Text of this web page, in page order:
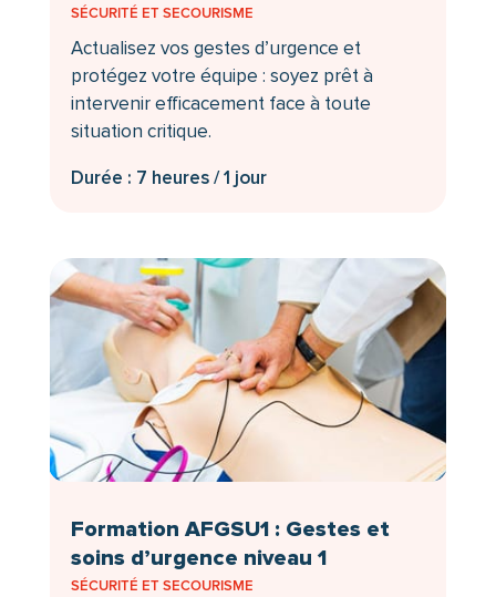
SÉCURITÉ ET SECOURISME
Actualisez vos gestes d’urgence et
protégez votre équipe : soyez prêt à
intervenir efficacement face à toute
situation critique.
Durée : 7 heures / 1 jour
Formation AFGSU1 : Gestes et
soins d’urgence niveau 1
SÉCURITÉ ET SECOURISME